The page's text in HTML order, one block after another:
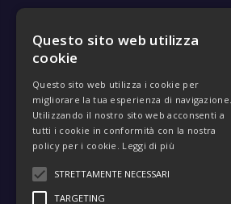
Questo sito web utilizza
cookie
Questo sito web utilizza i cookie per
migliorare la tua esperienza di navigazione.
Utilizzando il nostro sito web acconsenti a
tutti i cookie in conformità con la nostra
policy per i cookie. Leggi di più
STRETTAMENTE NECESSARI
TARGETING